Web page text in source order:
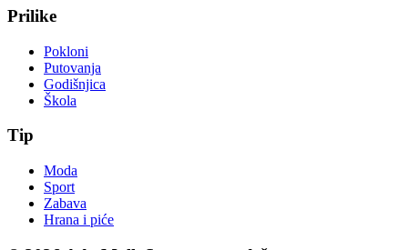
Prilike
Pokloni
Putovanja
Godišnjica
Škola
Tip
Moda
Sport
Zabava
Hrana i piće